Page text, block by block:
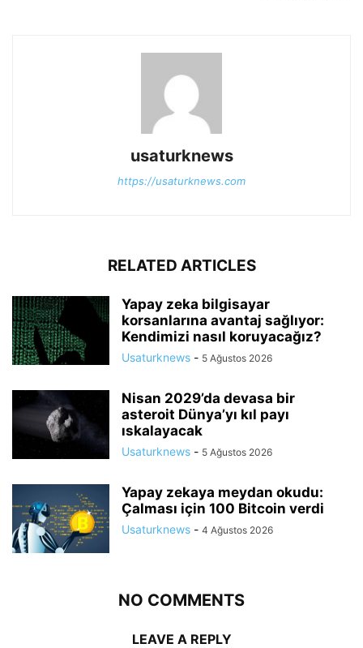
usaturknews
https://usaturknews.com
RELATED ARTICLES
Yapay zeka bilgisayar
korsanlarına avantaj sağlıyor:
Kendimizi nasıl koruyacağız?
Usaturknews - 5 Ağustos 2026
Nisan 2029’da devasa bir
asteroit Dünya’yı kıl payı
ıskalayacak
Usaturknews - 5 Ağustos 2026
Yapay zekaya meydan okudu:
Çalması için 100 Bitcoin verdi
Usaturknews - 4 Ağustos 2026
NO COMMENTS
LEAVE A REPLY